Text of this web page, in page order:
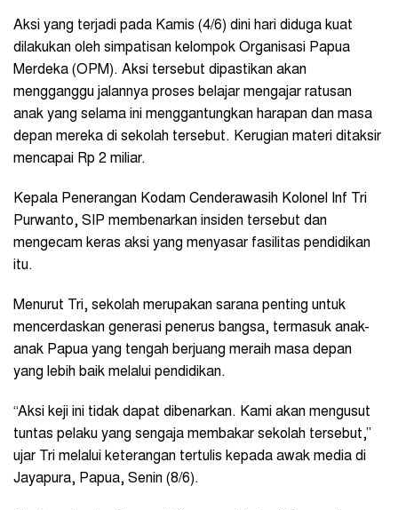
Aksi yang terjadi pada Kamis (4/6) dini hari diduga kuat
dilakukan oleh simpatisan kelompok Organisasi Papua
Merdeka (OPM). Aksi tersebut dipastikan akan
mengganggu jalannya proses belajar mengajar ratusan
anak yang selama ini menggantungkan harapan dan masa
depan mereka di sekolah tersebut. Kerugian materi ditaksir
mencapai Rp 2 miliar.
Kepala Penerangan Kodam Cenderawasih Kolonel Inf Tri
Purwanto, SIP membenarkan insiden tersebut dan
mengecam keras aksi yang menyasar fasilitas pendidikan
itu.
Menurut Tri, sekolah merupakan sarana penting untuk
mencerdaskan generasi penerus bangsa, termasuk anak-
anak Papua yang tengah berjuang meraih masa depan
yang lebih baik melalui pendidikan.
“Aksi keji ini tidak dapat dibenarkan. Kami akan mengusut
tuntas pelaku yang sengaja membakar sekolah tersebut,”
ujar Tri melalui keterangan tertulis kepada awak media di
Jayapura, Papua, Senin (8/6).